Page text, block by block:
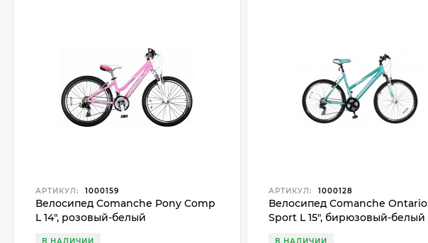
АРТИКУЛ: 1000159
Велосипед Comanche Pony Comp
L 14", розовый-белый
АРТИКУЛ: 1000128
Велосипед Comanche Ontario
Sport L 15", бирюзовый-белый